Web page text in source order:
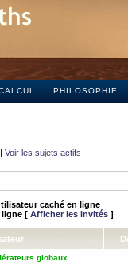
PHILOSOPHIE
| Voir les sujets actifs
caché en ligne
ligne [ Afficher les invités ]
globaux